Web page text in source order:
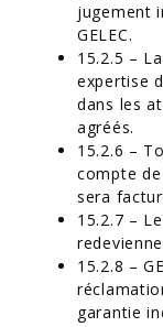
jugement
GELEC.
15.2.5 –
expertise
dans les
agréés.
15.2.6 –
compte de
sera
15.2.7 –
15.2.8 –
garantie